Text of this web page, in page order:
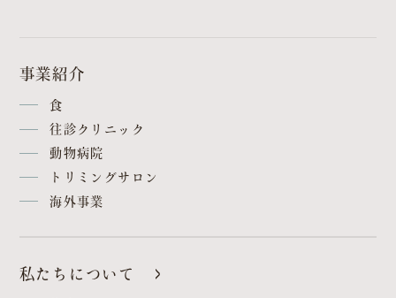
事業紹介
食
往診クリニック
動物病院
トリミングサロン
海外事業
私たちについて